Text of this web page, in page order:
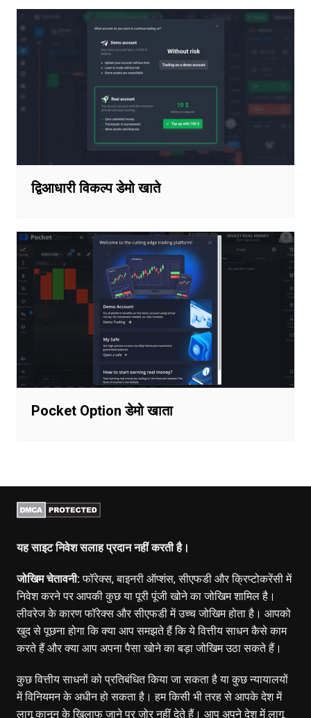
द्विआधारी विकल्प डेमो खाते
Pocket Option डेमो खाता
यह साइट निवेश सलाह प्रदान नहीं करती है।
जोखिम चेतावनी:फॉरेक्स, बाइनरी ऑप्शंस, सीएफडी और क्रिप्टोकरेंसी में
निवेश करने पर आपकी कुछ या पूरी पूंजी खोने का जोखिम शामिल है।
लीवरेज के कारण फॉरेक्स और सीएफडी में उच्च जोखिम होता है। आपको
खुद से पूछना होगा कि क्या आप समझते हैं कि ये वित्तीय साधन कैसे काम
करते हैं और क्या आप अपना पैसा खोने का बड़ा जोखिम उठा सकते हैं।
कुछ वित्तीय साधनों को प्रतिबंधित किया जा सकता है या कुछ न्यायालयों
में विनियमन के अधीन हो सकता है। हम किसी भी तरह से आपके देश में
लागू कानून के खिलाफ जाने पर जोर नहीं देते हैं। आप अपने देश में लागू